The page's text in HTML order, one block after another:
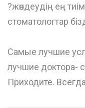
?жөндеудің ең
стоматологтар
Самые лучшие
лучшие доктора-
Приходите.